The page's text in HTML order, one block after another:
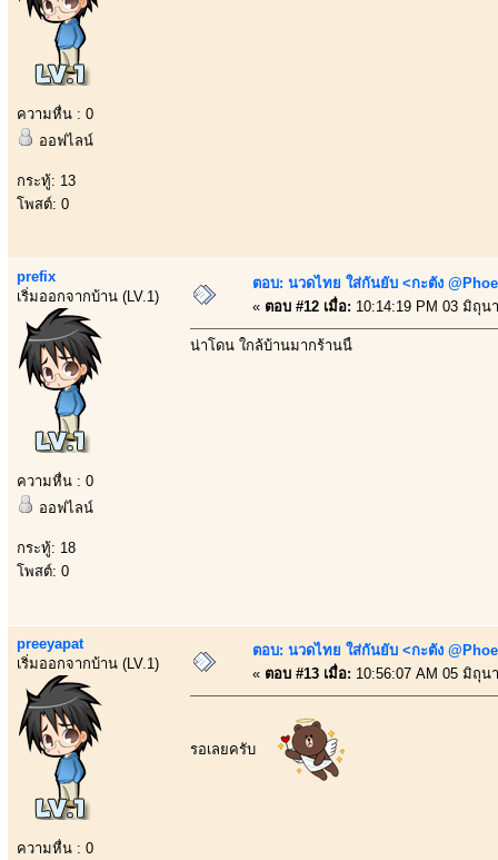
ความหื่น : 0
ออฟไลน์
กระทู้: 13
โพสต์: 0
prefix
เริ่มออกจากบ้าน (LV.1)
ความหื่น : 0
ออฟไลน์
กระทู้: 18
โพสต์: 0
ตอบ: นวดไทย ใส่กันยับ <กะตัง
« ตอบ #12 เมื่อ: 10:14:19 PM 03 มิถุน
น่าโดน ใกล้บ้านมากร้านนี้
preeyapat
เริ่มออกจากบ้าน (LV.1)
ความหื่น : 0
ตอบ: นวดไทย ใส่กันยับ <กะตัง
« ตอบ #13 เมื่อ: 10:56:07 AM 05 มิถุน
รอเลยครับ